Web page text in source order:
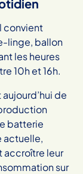
convient
linge, ballon
les heures
10h et 16h.
de
batterie
actuelle,
accroître leur
sur